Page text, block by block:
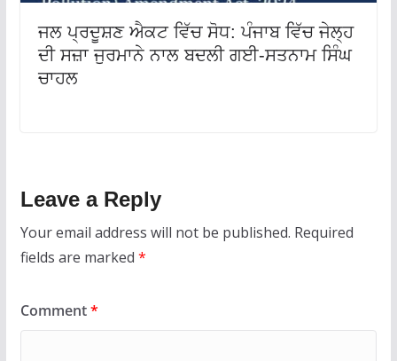
ਜਲ ਪ੍ਰਦੂਸ਼ਣ ਐਕਟ ਵਿੱਚ ਸੋਧ: ਪੰਜਾਬ ਵਿੱਚ ਜੇਲ੍ਹ
ਦੀ ਸਜ਼ਾ ਜੁਰਮਾਨੇ ਨਾਲ ਬਦਲੀ ਗਈ-ਸਤਨਾਮ ਸਿੰਘ
ਚਾਹਲ
Leave a Reply
Your email address will not be published. Required
fields are marked *
Comment*